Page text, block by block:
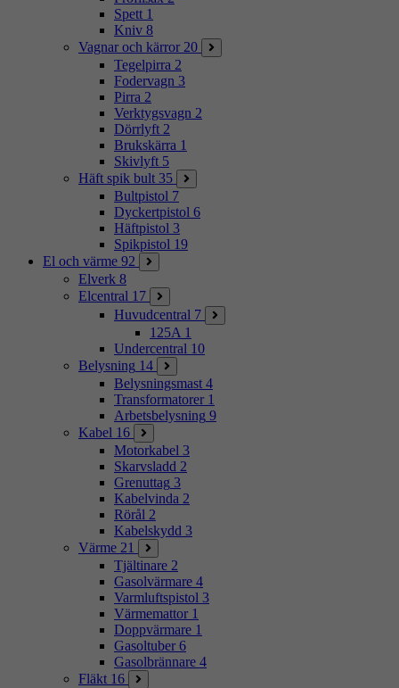
Spett 1
Kniv 8
Vagnar och kärror 20
Tegelpirra 2
Fodervagn 3
Pirra 2
Verktygsvagn 2
Dörrlyft 2
Brukskärra 1
Skivlyft 5
Häft spik bult 35
Bultpistol 7
Dyckertpistol 6
Häftpistol 3
Spikpistol 19
El och värme 92
Elverk 8
Elcentral 17
Huvudcentral 7
125A 1
Undercentral 10
Belysning 14
Belysningsmast 4
Transformatorer 1
Arbetsbelysning 9
Kabel 16
Motorkabel 3
Skarvsladd 2
Grenuttag 3
Kabelvinda 2
Rörål 2
Kabelskydd 3
Värme 21
Tjältinare 2
Gasolvärmare 4
Varmluftspistol 3
Värmemattor 1
Doppvärmare 1
Gasoltuber 6
Gasolbrännare 4
Fläkt 16